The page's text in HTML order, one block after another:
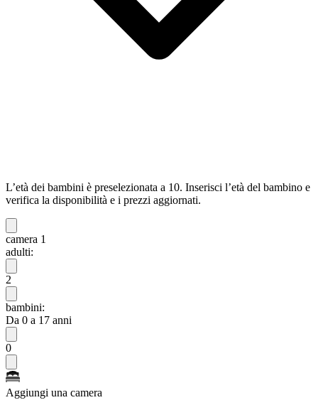
L’età dei bambini è preselezionata a 10. Inserisci l’età del bambino e
verifica la disponibilità e i prezzi aggiornati.
camera 1
adulti:
2
bambini:
Da 0 a 17 anni
0
Aggiungi una camera